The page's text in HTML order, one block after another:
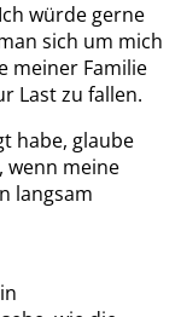
würde gerne
sich um mich
meiner Familie
Last zu fallen.
habe, glaube
wenn meine
langsam